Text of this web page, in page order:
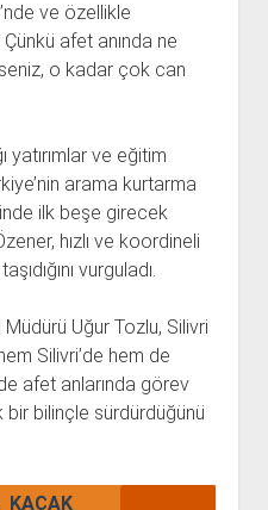
ve özellikle
afet anında ne
o kadar çok can
yatırımlar ve eğitim
arama kurtarma
ilk beşe girecek
hızlı ve koordineli
vurguladı.
Uğur Tozlu, Silivri
Silivri’de hem de
afet anlarında görev
bir bilinçle sürdürdüğünü
KAÇAK